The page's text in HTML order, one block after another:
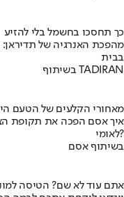
כך תחסכו בחשמל בלי להזיע
מהפכת האנרגיה של
בבית
בשיתוף TADIRAN
מאחורי הקלעים של הטעם
לאומי?
בשיתוף אסם
אתם עוד לא שם? הטיסה